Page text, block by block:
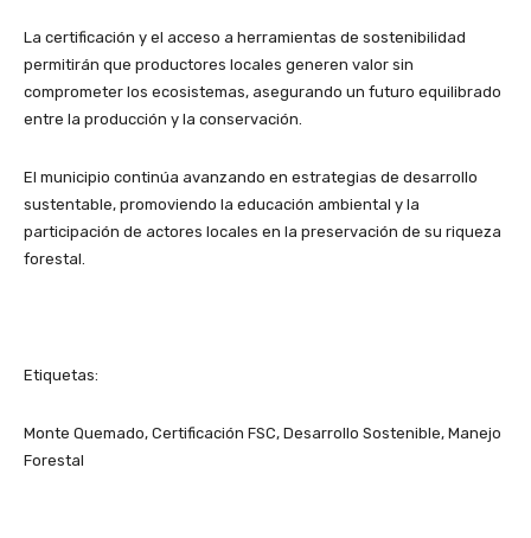
La certificación y el acceso a herramientas de sostenibilidad
permitirán que productores locales generen valor sin
comprometer los ecosistemas, asegurando un futuro equilibrado
entre la producción y la conservación.
El municipio continúa avanzando en estrategias de desarrollo
sustentable, promoviendo la educación ambiental y la
participación de actores locales en la preservación de su riqueza
forestal.
Etiquetas:
Monte Quemado, Certificación FSC, Desarrollo Sostenible, Manejo
Forestal